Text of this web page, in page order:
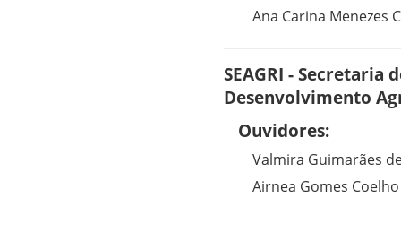
Ana Carina Menezes
SEAGRI - Secretaria
Desenvolvimento
Ouvidores:
Valmira Guimarães
Airnea Gomes